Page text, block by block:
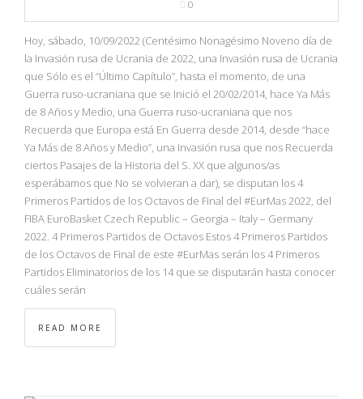
0
Hoy, sábado, 10/09/2022 (Centésimo Nonagésimo Noveno día de
la Invasión rusa de Ucrania de 2022, una Invasión rusa de Ucrania
que Sólo es el “Último Capítulo”, hasta el momento, de una
Guerra ruso-ucraniana que se Inició el 20/02/2014, hace Ya Más
de 8 Años y Medio, una Guerra ruso-ucraniana que nos
Recuerda que Europa está En Guerra desde 2014, desde “hace
Ya Más de 8 Años y Medio”, una Invasión rusa que nos Recuerda
ciertos Pasajes de la Historia del S. XX que algunos/as
esperábamos que No se volvieran a dar), se disputan los 4
Primeros Partidos de los Octavos de Final del #EurMas 2022, del
FIBA EuroBasket Czech Republic – Georgia – Italy – Germany
2022. 4 Primeros Partidos de Octavos Estos 4 Primeros Partidos
de los Octavos de Final de este #EurMas serán los 4 Primeros
Partidos Eliminatorios de los 14 que se disputarán hasta conocer
cuáles serán
READ MORE